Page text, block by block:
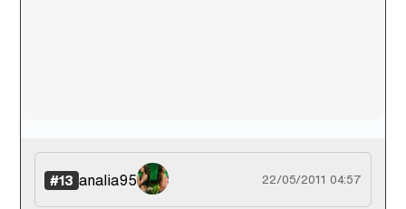
#13 analia95 22/05/2011 04:57